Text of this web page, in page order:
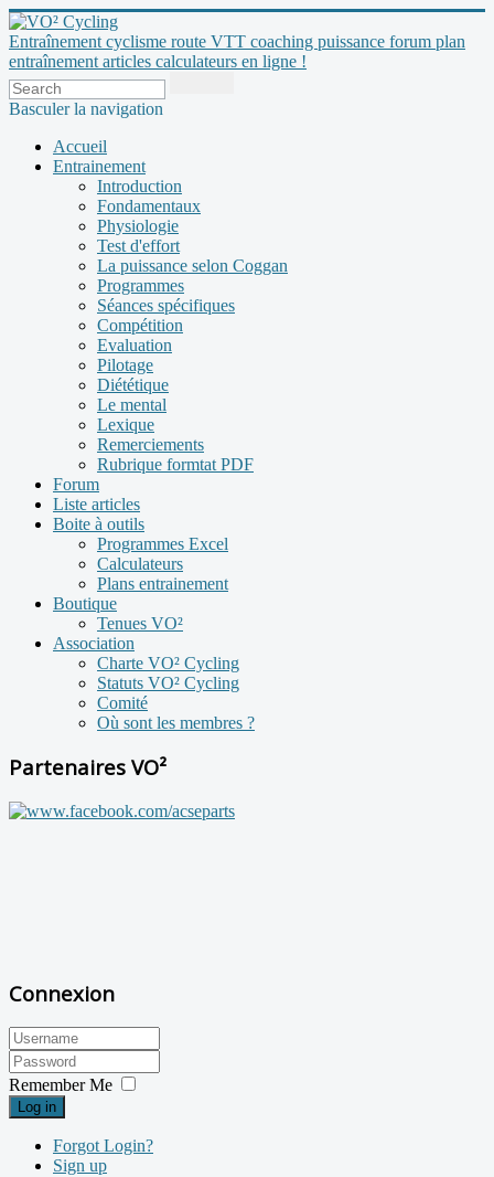
Entraînement cyclisme route VTT coaching puissance forum plan
entraînement articles calculateurs en ligne !
Basculer la navigation
Accueil
Entrainement
Introduction
Fondamentaux
Physiologie
Test d'effort
La puissance selon Coggan
Programmes
Séances spécifiques
Compétition
Evaluation
Pilotage
Diététique
Le mental
Lexique
Remerciements
Rubrique formtat PDF
Forum
Liste articles
Boite à outils
Programmes Excel
Calculateurs
Plans entrainement
Boutique
Tenues VO²
Association
Charte VO² Cycling
Statuts VO² Cycling
Comité
Où sont les membres ?
Partenaires VO²
Connexion
Remember Me
Log in
Forgot Login?
Sign up